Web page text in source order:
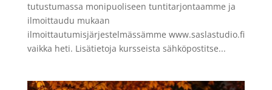
tutustumassa monipuoliseen tuntitarjontaamme ja
ilmoittaudu mukaan
ilmoittautumisjärjestelmässämme www.saslastudio.fi
vaikka heti. Lisätietoja kursseista sähköpostitse...